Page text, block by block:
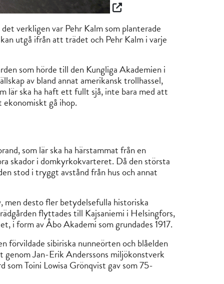
verkligen var Pehr Kalm som planterade
utgå ifrån att trädet och Pehr Kalm i varje
som hörde till den Kungliga Akademien i
av bland annat amerikansk trollhassel,
lär ska ha haft ett fullt sjå, inte bara med att
gå ihop.
som lär ska ha härstammat från en
skador i domkyrkokvarteret. Då den största
stod i tryggt avstånd från hus och annat
desto fler betydelsefulla historiska
flyttades till Kajsaniemi i Helsingfors,
i form av Åbo Akademi som grundades 1917.
förvildade sibiriska nunneörten och blåelden
genom Jan-Erik Anderssons miljökonstverk
som Toini Lowisa Grönqvist gav som 75-